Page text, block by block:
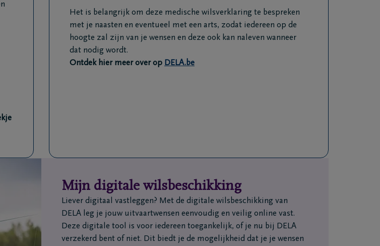
Het is belangrijk om deze medische wilsverklaring te bespreken
met je naasten en eventueel met een arts, zodat iedereen op de
hoogte zal zijn van je wensen en deze ook kan naleven wanneer
dat nodig wordt.
Ontdek hier meer over op DELA.be
Mijn digitale wilsbeschikking
Liever digitaal vastleggen? Met de digitale wilsbeschikking van
DELA leg je jouw uitvaartwensen eenvoudig en veilig online vast.
Deze digitale tool is voor iedereen toegankelijk, of je nu bij DELA
verzekerd bent of niet. Dit biedt je de mogelijkheid dat je je wensen